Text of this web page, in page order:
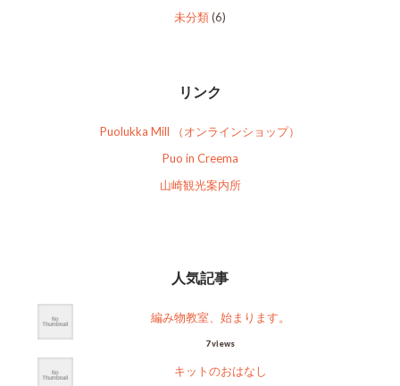
未分類(6)
リンク
Puolukka Mill （オンラインショップ）
Puo in Creema
山崎観光案内所
人気記事
編み物教室、始まります。
7 views
キットのおはなし